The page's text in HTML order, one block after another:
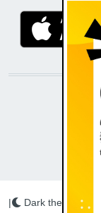
| Dark theme